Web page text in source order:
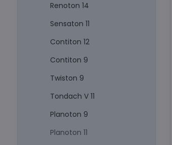
Renoton 14
Sensaton 11
Contiton 12
Contiton 9
Twiston 9
Tondach V 11
Planoton 9
Planoton 11